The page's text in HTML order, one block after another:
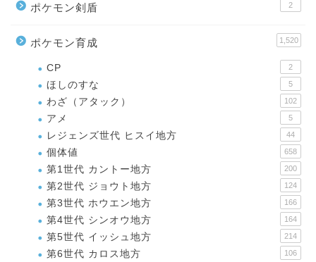
ポケモン剣盾 2
ポケモン育成 1,520
CP 2
ほしのすな 5
わざ（アタック） 102
アメ 5
レジェンズ世代 ヒスイ地方 44
個体値 658
第1世代 カントー地方 200
第2世代 ジョウト地方 124
第3世代 ホウエン地方 166
第4世代 シンオウ地方 164
第5世代 イッシュ地方 214
第6世代 カロス地方 106